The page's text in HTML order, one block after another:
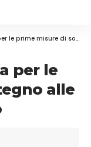
Resizer
di sostegno alle attività di spettacolo
per le
alle